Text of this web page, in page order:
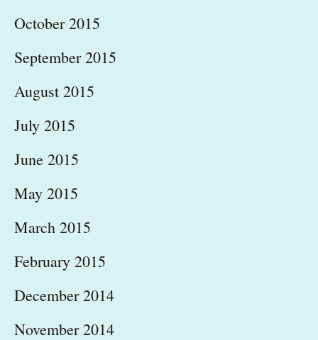
October 2015
September 2015
August 2015
July 2015
June 2015
May 2015
March 2015
February 2015
December 2014
November 2014